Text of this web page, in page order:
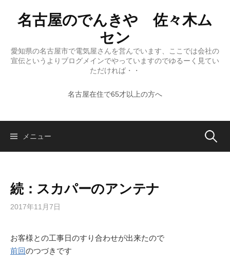
プ
名古屋のでんきや 佐々木ム
セン
愛知県の名古屋市で電気屋さんを営んでいます、ここでは会社の
宣伝というよりブログメインでやっていますのでゆるーく見てい
ただければ・・
名古屋在住で65才以上の方へ
メニュー 検
続：スカパーのアンテナ
2017年11月7日
お客様との工事日のすり合わせが出来たので
前回のつづきです